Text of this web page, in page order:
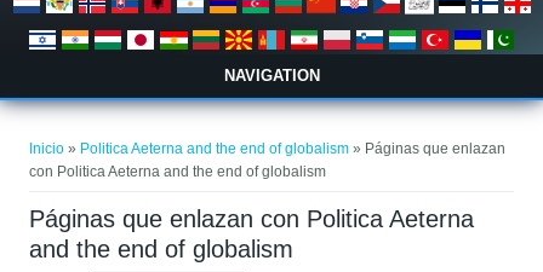
NAVIGATION
Inicio » Politica Aeterna and the end of globalism » Páginas que enlazan
con Politica Aeterna and the end of globalism
Páginas que enlazan con Politica Aeterna
and the end of globalism